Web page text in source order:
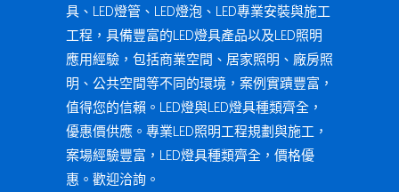
具、LED燈管、LED燈泡、LED專業安裝與施工
工程，具備豐富的LED燈具產品以及LED照明
應用經驗，包括商業空間、居家照明、廠房照
明、公共空間等不同的環境，案例實蹟豐富，
值得您的信賴。LED燈與LED燈具種類齊全，
優惠價供應。專業LED照明工程規劃與施工，
案場經驗豐富，LED燈具種類齊全，價格優
惠。歡迎洽詢。